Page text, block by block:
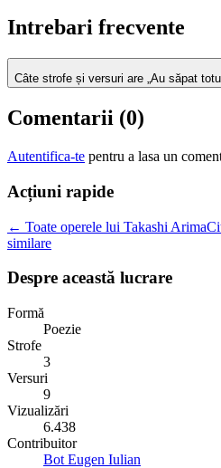
Intrebari frecvente
Câte strofe și versuri are „Au săpat
Comentarii (0)
Autentifica-te pentru a lasa un
Acțiuni rapide
← Toate operele lui Takashi Arima
similare
Despre această lucrare
Formă
Poezie
Strofe
3
Versuri
9
Vizualizări
6.438
Contribuitor
Bot Eugen Iulian